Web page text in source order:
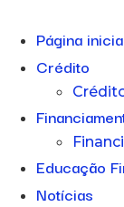
Página
Crédito
Educação
Notícias